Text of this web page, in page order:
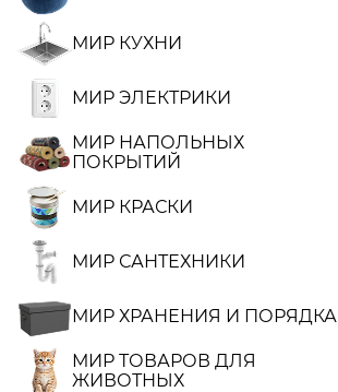
МИР КУХНИ
МИР ЭЛЕКТРИКИ
МИР НАПОЛЬНЫХ
ПОКРЫТИЙ
МИР КРАСКИ
МИР САНТЕХНИКИ
МИР ХРАНЕНИЯ И ПОРЯДКА
МИР ТОВАРОВ ДЛЯ
ЖИВОТНЫХ